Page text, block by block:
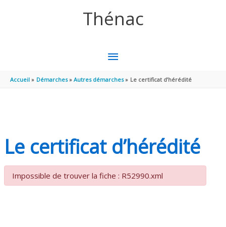
Thénac
MENU
PRINCIPAL
Accueil Démarches Autres démarches Le certificat d’hérédité
Le certificat d’hérédité
Impossible de trouver la fiche : R52990.xml